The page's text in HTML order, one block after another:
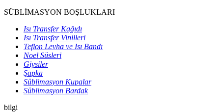
SÜBLİMASYON BOŞLUKLARI
Isı Transfer Kağıdı
Isı Transfer Vinilleri
Teflon Levha ve Isı Bandı
Noel Süsleri
Giysiler
Şapka
Süblimasyon Kupalar
Süblimasyon Bardak
bilgi